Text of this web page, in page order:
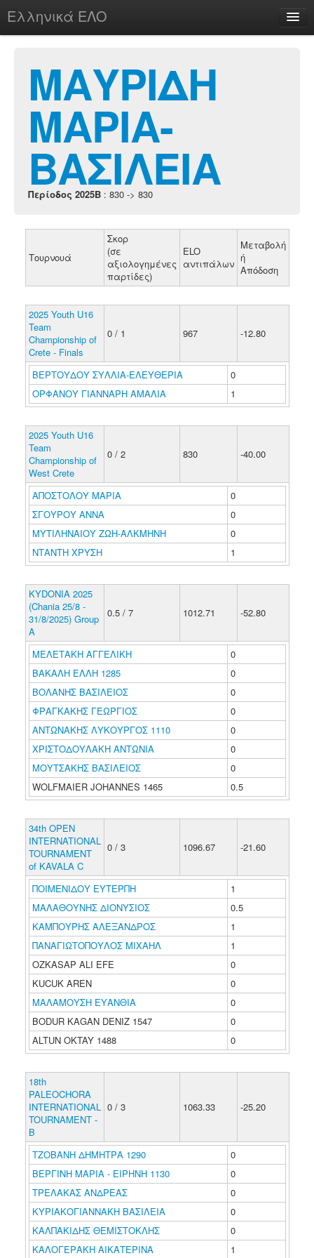
Ελληνικά ΕΛΟ
chesstu.be @ discord
Login
ΜΑΥΡΙΔΗ
ΜΑΡΙΑ-
ΒΑΣΙΛΕΙΑ
Περίοδος 2025B : 830 -> 830
Τουρνουά
Σκορ
(σε
αξιολογημένες
παρτίδες)
ELO
αντιπάλων
Μεταβολή
ή
Απόδοση
2025 Youth U16
Team
Championship of
Crete - Finals
0 / 1 967 -12.80
ΒΕΡΤΟΥΔΟΥ ΣΥΛΛΙΑ-ΕΛΕΥΘΕΡΙΑ
0
ΟΡΦΑΝΟΥ ΓΙΑΝΝΑΡΗ ΑΜΑΛΙΑ
1
2025 Youth U16
Team
Championship of
West Crete
0 / 2 830 -40.00
ΑΠΟΣΤΟΛΟΥ ΜΑΡΙΑ
0
ΣΓΟΥΡΟΥ ΑΝΝΑ
0
ΜΥΤΙΛΗΝΑΙΟΥ ΖΩΗ-ΑΛΚΜΗΝΗ
0
ΝΤΑΝΤΗ ΧΡΥΣΗ
1
KYDONIA 2025
(Chania 25/8 -
31/8/2025) Group
A
0.5 / 7 1012.71 -52.80
ΜΕΛΕΤΑΚΗ ΑΓΓΕΛΙΚΗ
0
ΒΑΚΑΛΗ ΕΛΛΗ 1285
0
ΒΟΛΑΝΗΣ ΒΑΣΙΛΕΙΟΣ
0
ΦΡΑΓΚΑΚΗΣ ΓΕΩΡΓΙΟΣ
0
ΑΝΤΩΝΑΚΗΣ ΛΥΚΟΥΡΓΟΣ 1110
0
ΧΡΙΣΤΟΔΟΥΛΑΚΗ ΑΝΤΩΝΙΑ
0
ΜΟΥΤΣΑΚΗΣ ΒΑΣΙΛΕΙΟΣ
0
WOLFMAIER JOHANNES 1465
0.5
34th OPEN
INTERNATIONAL
TOURNAMENT
of KAVALA C
0 / 3 1096.67 -21.60
ΠΟΙΜΕΝΙΔΟΥ ΕΥΤΕΡΠΗ
1
ΜΑΛΑΘΟΥΝΗΣ ΔΙΟΝΥΣΙΟΣ
0.5
ΚΑΜΠΟΥΡΗΣ ΑΛΕΞΑΝΔΡΟΣ
1
ΠΑΝΑΓΙΩΤΟΠΟΥΛΟΣ ΜΙΧΑΗΛ
1
OZKASAP ALI EFE
0
KUCUK AREN
0
ΜΑΛΑΜΟΥΣΗ ΕΥΑΝΘΙΑ
0
BODUR KAGAN DENIZ 1547
0
ALTUN OKTAY 1488
0
18th
PALEOCHORA
INTERNATIONAL
TOURNAMENT -
B
0 / 3 1063.33 -25.20
ΤΖΟΒΑΝΗ ΔΗΜΗΤΡΑ 1290
0
ΒΕΡΓΙΝΗ ΜΑΡΙΑ - ΕΙΡΗΝΗ 1130
0
ΤΡΕΛΑΚΑΣ ΑΝΔΡΕΑΣ
0
ΚΥΡΙΑΚΟΓΙΑΝΝΑΚΗ ΒΑΣΙΛΕΙΑ
0
ΚΑΛΠΑΚΙΔΗΣ ΘΕΜΙΣΤΟΚΛΗΣ
0
ΚΑΛΟΓΕΡΑΚΗ ΑΙΚΑΤΕΡΙΝΑ
1